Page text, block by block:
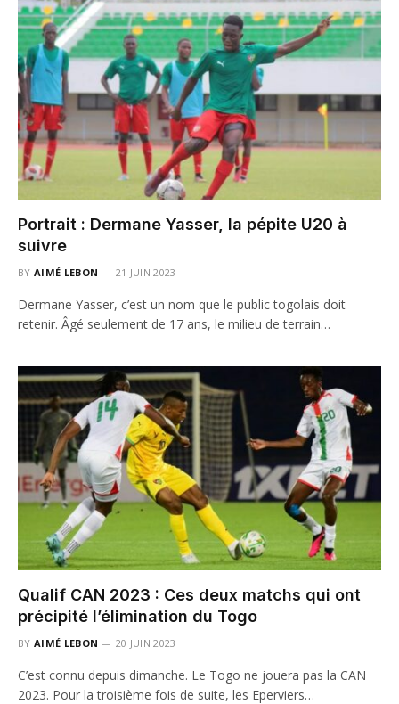
Portrait : Dermane Yasser, la pépite U20 à
suivre
BY AIMÉ LEBON 21 JUIN 2023
Dermane Yasser, c’est un nom que le public togolais doit
retenir. Âgé seulement de 17 ans, le milieu de terrain…
Qualif CAN 2023 : Ces deux matchs qui ont
précipité l’élimination du Togo
BY AIMÉ LEBON 20 JUIN 2023
C’est connu depuis dimanche. Le Togo ne jouera pas la CAN
2023. Pour la troisième fois de suite, les Eperviers…